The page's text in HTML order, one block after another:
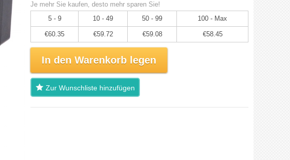
Je mehr Sie kaufen, desto mehr sparen Sie!
5 - 9
10 - 49 50 - 99 100 - Max
€60.35 €59.72 €59.08 €58.45
In den Warenkorb legen
Zur Wunschliste hinzufügen